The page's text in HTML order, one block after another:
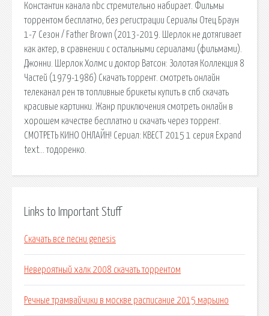
Константин канала nbc стремительно набирает. Фильмы
торрентом бесплатно, без регистрации Сериалы Отец Браун
1-7 Сезон / Father Brown (2013-2019. Шерлок не дотягивает
как актер, в сравнении с остальными сериалами (фильмами).
Джонни. Шерлок Холмс и доктор Ватсон: Золотая Коллекция 8
Частей (1979-1986) Скачать торрент. смотреть онлайн
телеканал рен тв топливные брикеты купить в спб скачать
красивые картинки. Жанр приключения смотреть онлайн в
хорошем качестве бесплатно и скачать через торрент.
СМОТРЕТЬ КИНО ОНЛАЙН! Сериал: КВЕСТ 2015 1 серия Expand
text… тодоренко.
Links to Important Stuff
Скачать все песни genesis
Невероятный халк 2008 скачать торрентом
Речные трамвайчики в москве расписание 2015 марьино